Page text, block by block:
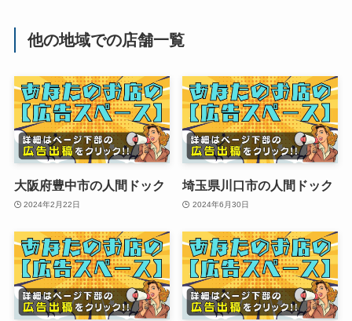
他の地域での店舗一覧
大阪府豊中市の人間ドック
2024年2月22日
埼玉県川口市の人間ドック
2024年6月30日